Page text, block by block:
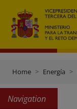
Home Energía
Navigation